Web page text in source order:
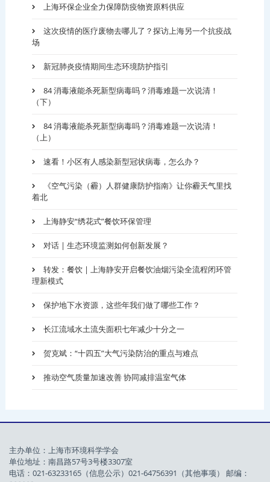
上海环保企业全力保障防疫物资原料供应
这次疫情的医疗废物去哪儿了？探访上海另一个抗疫战
场
新冠肺炎疫情期间生态环境防护指引
84 消毒液能杀死新型病毒吗？消毒难题一次说清！
（下）
84 消毒液能杀死新型病毒吗？消毒难题一次说清！
（上）
速看！小区有人感染新型冠状病毒，怎么办？
《空气污染（霾）人群健康防护指南》让你霾天气里找
着北
上海静安“绣花式”餐饮环保管理
对话 | 生态环境监测如何创新发展？
转发：餐饮 | 上海静安开启餐饮油烟污染全流程闭环管
理新模式
保护地下水资源，这些年我们做了哪些工作？
长江流域水土流失面积七年减少十分之一
贺克斌：“十四五”大气污染防治的重点与难点
推动空气质量加速改善 协同减排温室气体
主办单位：上海市环境科学学会
单位地址：南昌路57号3号楼3307室
电话：021-63233165（信息公示）021-64756391（其他事项） 邮编：